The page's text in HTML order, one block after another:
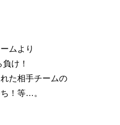
ムより
け！
た相手チームの
！等…。